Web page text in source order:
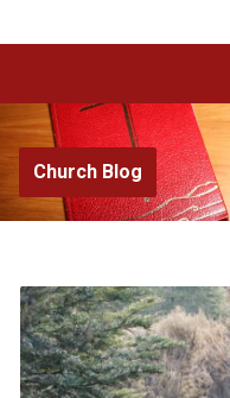
Church Blog